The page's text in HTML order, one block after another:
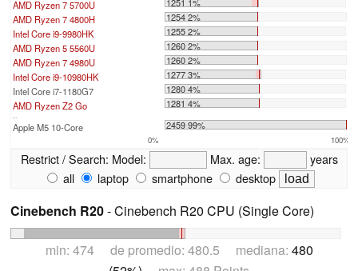
AMD Ryzen 7 5700U
AMD Ryzen 7 4800H
1254 2%
Intel Core i9-9980HK
1255 2%
AMD Ryzen 5 5560U
1260 2%
AMD Ryzen 7 4980U
1260 2%
Intel Core i9-10980HK
1277 3%
Intel Core i7-1180G7
1280 4%
AMD Ryzen Z2 Go
1281 4%
...
Apple M5 10-Core 2459 99%
0% 100%
Restrict / Search: Model: Max. age:
years
all
laptop smartphone desktop
Cinebench R20- Cinebench R20 CPU (Single Core)
min: 474 de promedio: 480.5 mediana: 480